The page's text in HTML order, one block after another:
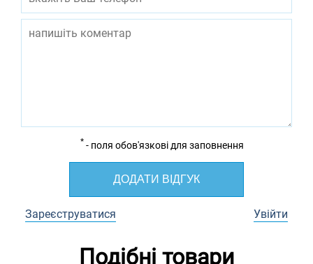
* - поля обов'язкові для заповнення
ДОДАТИ ВІДГУК
Зареєструватися Увійти
Подібні товари